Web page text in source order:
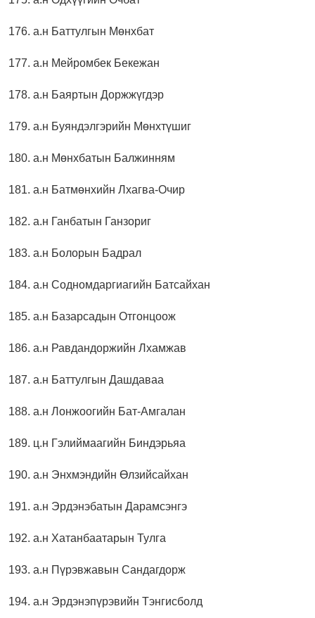
176. а.н Баттулгын Мөнхбат
177. а.н Мейромбек Бекежан
178. а.н Баяртын Доржжүгдэр
179. а.н Буяндэлгэрийн Мөнхтүшиг
180. а.н Мөнхбатын Балжинням
181. а.н Батмөнхийн Лхагва-Очир
182. а.н Ганбатын Ганзориг
183. а.н Болорын Бадрал
184. а.н Содномдаргиагийн Батсайхан
185. а.н Базарсадын Отгонцоож
186. а.н Равдандоржийн Лхамжав
187. а.н Баттулгын Дашдаваа
188. а.н Лонжоогийн Бат-Амгалан
189. ц.н Гэлиймаагийн Биндэрьяа
190. а.н Энхмэндийн Өлзийсайхан
191. а.н Эрдэнэбатын Дарамсэнгэ
192. а.н Хатанбаатарын Тулга
193. а.н Пүрэвжавын Сандагдорж
194. а.н Эрдэнэпүрэвийн Тэнгисболд